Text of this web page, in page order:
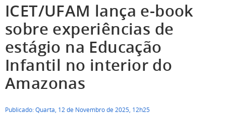
ICET/UFAM lança e-book
sobre experiências de
estágio na Educação
Infantil no interior do
Amazonas
Publicado: Quarta, 12 de Novembro de 2025, 12h25